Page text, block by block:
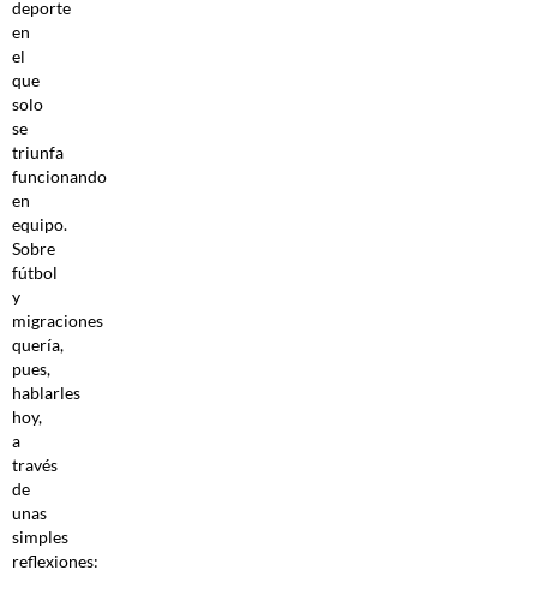
deporte
en
el
que
solo
se
triunfa
funcionando
en
equipo.
Sobre
fútbol
y
migraciones
quería,
pues,
hablarles
hoy,
a
través
de
unas
simples
reflexiones: